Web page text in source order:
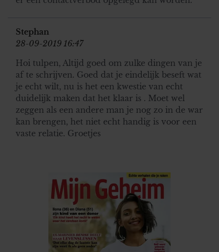
Stephan
28-09-2019 16:47
Hoi tulpen, Altijd goed om zulke dingen van je
af te schrijven. Goed dat je eindelijk beseft wat
je echt wilt, nu is het een kwestie van echt
duidelijk maken dat het klaar is . Moet wel
zeggen als een andere man je nog zo in de war
kan brengen, het niet echt handig is voor een
vaste relatie. Groetjes